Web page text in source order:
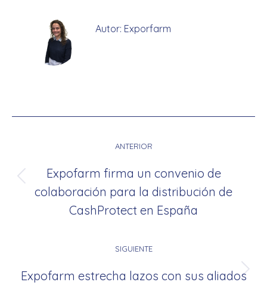
Autor: Exporfarm
publicaciones
ANTERIOR
Publicación
anterior:
Expofarm firma un convenio de
colaboración para la distribución de
CashProtect en España
SIGUIENTE
Publicación
Expofarm estrecha lazos con sus aliados